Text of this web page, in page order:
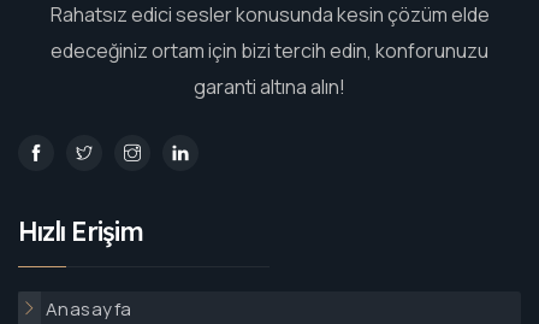
Rahatsız edici sesler konusunda kesin çözüm elde
edeceğiniz ortam için bizi tercih edin, konforunuzu
garanti altına alın!
Hızlı Erişim
Anasayfa